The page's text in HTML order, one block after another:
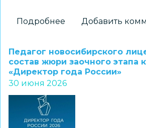
Подробнее
стобалльных
результатов
получили
Добавить
Педагог новосибирского
состав жюри заочного этапа
«Директор года России»
30 июня 2026